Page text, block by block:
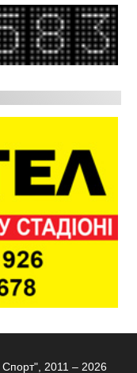
Спорт", 2011 – 2026